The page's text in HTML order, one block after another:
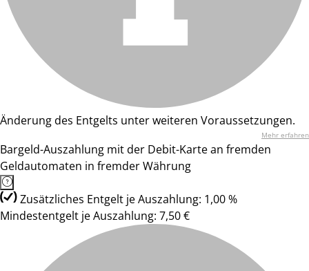
Änderung des Entgelts unter weiteren Voraussetzungen.
Mehr erfahren
Bargeld-Auszahlung mit der Debit-Karte an fremden
Geldautomaten in fremder Währung
Zusätzliches Entgelt je Auszahlung: 1,00 %
Mindestentgelt je Auszahlung: 7,50 €